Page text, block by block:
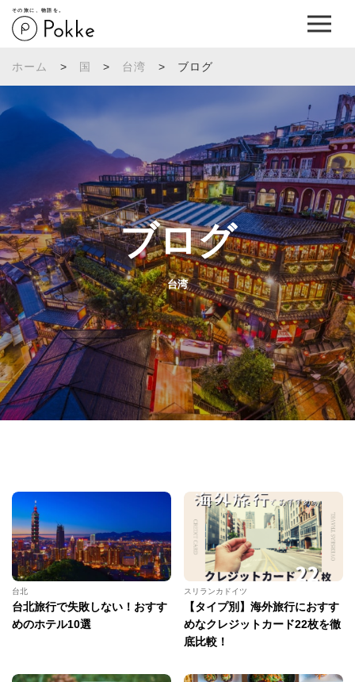
その旅に、物語を。
ホーム > 国 > 台湾 > ブログ
ブログ
台湾
台北
台北旅行で失敗しない！おすす
めのホテル10選
スリランカドイツ
【タイプ別】海外旅行におすす
めなクレジットカード22枚を徹
底比較！